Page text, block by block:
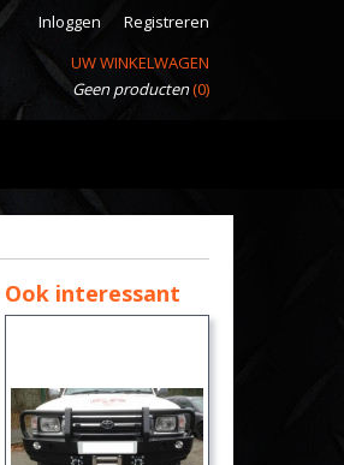
Inloggen
Registreren
UW WINKELWAGEN
Geen producten(0)
Ook interessant